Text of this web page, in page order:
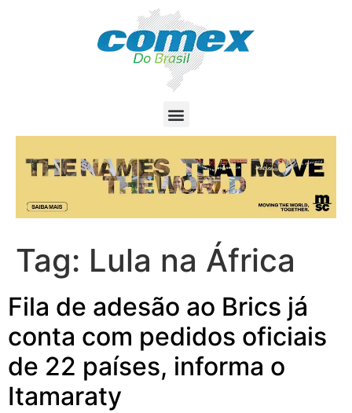
Tag: Lula na África
Fila de adesão ao Brics já
conta com pedidos oficiais
de 22 países, informa o
Itamaraty